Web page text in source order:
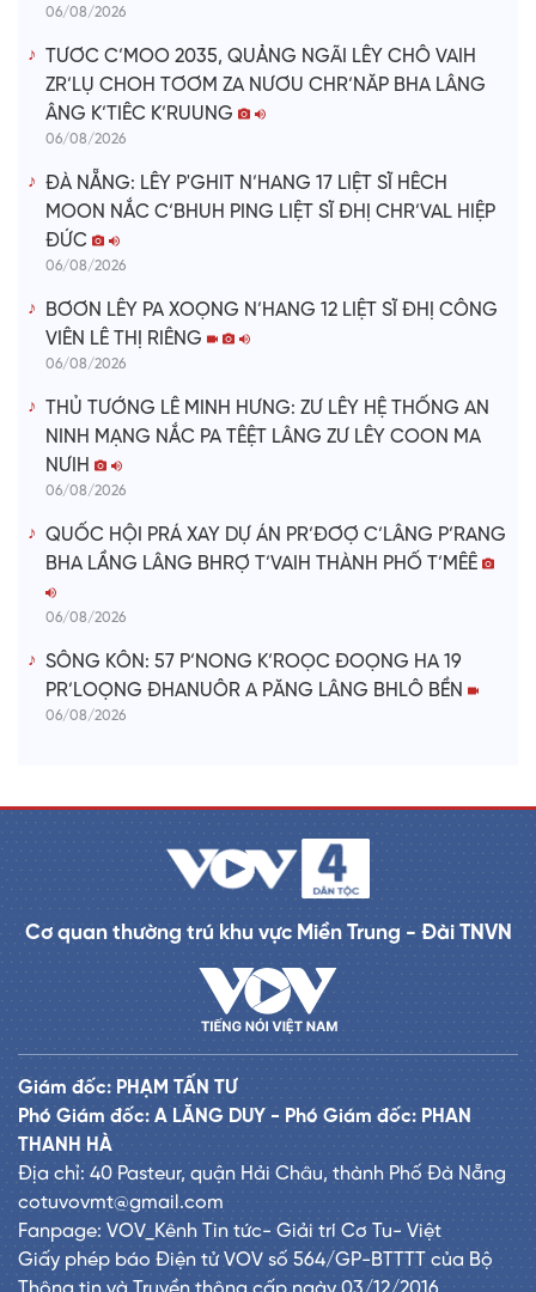
06/08/2026
TƯƠC C’MOO 2035, QUẢNG NGÃI LÊY CHÔ VAIH
ZR’LỤ CHOH TƠƠM ZA NƯƠU CHR’NĂP BHA LÂNG
ÂNG K’TIÊC K’RUUNG
06/08/2026
ĐÀ NẴNG: LÊY P'GHIT N’HANG 17 LIỆT SĨ HÊCH
MOON NẮC C’BHUH PING LIỆT SĨ ĐHỊ CHR’VAL HIỆP
ĐỨC
06/08/2026
BƠƠN LÊY PA XOỌNG N’HANG 12 LIỆT SĨ ĐHỊ CÔNG
VIÊN LÊ THỊ RIÊNG
06/08/2026
THỦ TƯỚNG LÊ MINH HƯNG: ZƯ LÊY HỆ THỐNG AN
NINH MẠNG NẮC PA TÊỆT LÂNG ZƯ LÊY COON MA
NƯIH
06/08/2026
QUỐC HỘI PRÁ XAY DỰ ÁN PR’ĐƠỢ C’LÂNG P’RANG
BHA LẦNG LÂNG BHRỢ T’VAIH THÀNH PHỐ T’MÊÊ
06/08/2026
SÔNG KÔN: 57 P’NONG K’ROỌC ĐOỌNG HA 19
PR’LOỌNG ĐHANUÔR A PĂNG LÂNG BHLÔ BỀN
06/08/2026
Cơ quan thường trú khu vực Miền Trung - Đài TNVN
Giám đốc: PHẠM TẤN TƯ
Phó Giám đốc: A LĂNG DUY - Phó Giám đốc: PHAN
THANH HÀ
Địa chỉ: 40 Pasteur, quận Hải Châu, thành Phố Đà Nẵng
cotuvovmt@gmail.com
Fanpage: VOV_Kênh Tin tức- Giải trí Cơ Tu- Việt
Giấy phép báo Điện tử VOV số 564/GP-BTTTT của Bộ